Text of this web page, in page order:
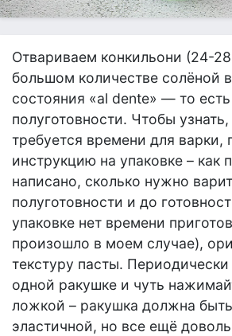
Отвариваем конкильони (24-
большом количестве солёной
состояния «al dente» — то
полуготовности. Чтобы узнать,
требуется времени для варки,
инструкцию на упаковке – как
написано, сколько нужно
полуготовности и до
упаковке нет времени
произошло в моем случае),
текстуру пасты. Периодически
одной ракушке и чуть
ложкой – ракушка должна
эластичной, но все ещё